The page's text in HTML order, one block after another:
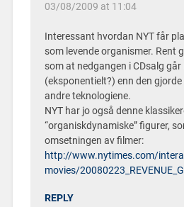
03/08/2009 at 11:04
Interessant hvordan NYT får
som levende organismer. Rent
som at nedgangen i CDsalg går
(eksponentielt?) enn den
andre teknologiene.
NYT har jo også denne
“organiskdynamiske” figurer,
omsetningen av filmer:
http://www.nytimes.com/
movies/
REPLY